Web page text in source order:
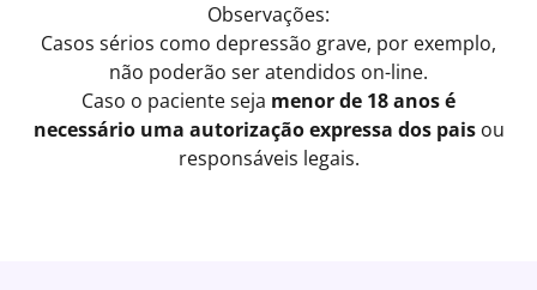
Observações:
Casos sérios como depressão grave, por exemplo,
não poderão ser atendidos on-line.
Caso o paciente seja menor de 18 anos é
necessário uma autorização expressa dos paisou
responsáveis legais.